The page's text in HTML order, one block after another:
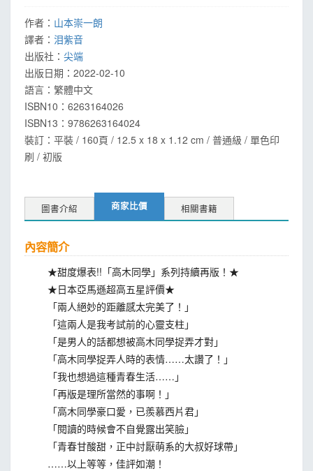
作者： 山本崇一朗
譯者： 泪紫音
出版社： 尖端
出版日期： 2022-02-10
語言： 繁體中文
ISBN10：6263164026
ISBN13： 9786263164024
裝訂：平裝 / 160頁 / 12.5 x 18 x 1.12 cm / 普通級 / 單色印
刷 / 初版
圖書介紹 商家比價 相關書籍
內容簡介
★甜度爆表!!「高木同學」系列持續再版！★
★日本亞馬遜超高五星評價★
「兩人絕妙的距離感太完美了！」
「這兩人是我考試前的心靈支柱」
「是男人的話都想被高木同學捉弄才對」
「高木同學捉弄人時的表情……太讚了！」
「我也想過這種青春生活……」
「再版是理所當然的事啊！」
「高木同學豪口愛，已羨慕西片君」
「閱讀的時候會不自覺露出笑臉」
「青春甘酸甜，正中討厭萌系的大叔好球帶」
……以上等等，佳評如潮！